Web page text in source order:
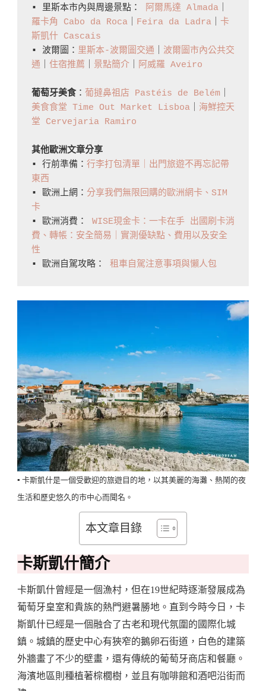
▪️ 里斯本市內與周邊景點：
阿爾馬達 Almada
羅卡角 Cabo da Roca
Feira da Ladra
卡
斯凱什 Cascais
▪️ 波爾圖： 里斯本-波爾圖交通
波爾圖市內公共交
通
住宿推薦 景點簡介 阿威羅 Aveiro
葡萄牙美食 ： 葡撻鼻祖店 Pastéis de Belém
美食食堂 Time Out Market Lisboa
海鮮控天
堂 Cervejaria Ramiro
其他歐洲文章分享
▪️ 行前準備： 行李打包清單｜出門旅遊不再忘記帶
東西
▪️ 歐洲上網： 分享我們無限回購的歐洲網卡、SIM
卡
▪️ 歐洲消費： WISE現金卡：一卡在手 出國刷卡消
費、轉帳：安全簡易｜實測優缺點、費用以及安全
性
▪️ 歐洲自駕攻略： 租車自駕注意事項與懶人包
▪️ 卡斯凱什是一個受歡迎的旅遊目的地，以其美麗的海灘、熱鬧的夜
生活和歷史悠久的市中心而聞名。
本文章目錄
卡斯凱什簡介
卡斯凱什曾經是一個漁村，但在19世紀時逐漸發展成為
葡萄牙皇室和貴族的熱門避暑勝地。直到今時今日，卡
斯凱什已經是一個融合了古老和現代氛圍的國際化城
鎮。城鎮的歷史中心有狹窄的鵝卵石街道，白色的建築
外牆畫了不少的壁畫，還有傳統的葡萄牙商店和餐廳。
海濱地區則種植著棕櫚樹，並且有咖啡館和酒吧沿街而